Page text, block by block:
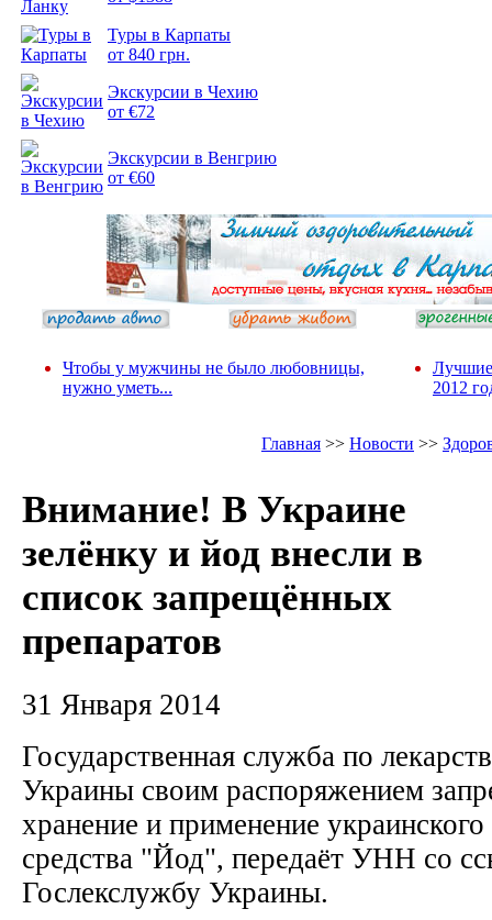
Туры в Карпаты
от 840 грн.
Экскурсии в Чехию
от €72
Экскурсии в Венгрию
от €60
Чтобы у мужчины не было любовницы,
нужно уметь...
Лучшие
2012
Главная >> Новости >>
Внимание! В Украине
зелёнку и йод внесли в
список запрещённых
препаратов
31 Января 2014
Государственная служба по
Украины своим распоряжением
хранение и применение украинского
средства "Йод", передаёт УНН со
Гослекслужбу Украины.